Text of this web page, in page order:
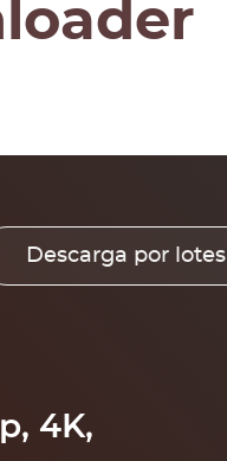
Descarga por lotes
4K,